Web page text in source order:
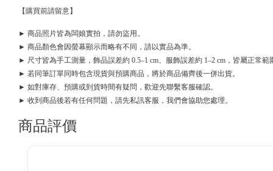
【購買前請留意】
► 商品照片皆為闆娘實拍，請勿盜用。
► 商品顏色會因螢幕顯示而略有不同，請以實品為準。
► 尺寸皆為手工測量，飾品誤差約 0.5–1 cm、服飾誤差約 1–2 cm，皆屬正常範
► 若同筆訂單同時包含現貨與預購商品，將於商品備齊後一併出貨。
► 如對庫存、預購或到貨時間有疑問，歡迎先聯繫客服確認。
► 收到商品後若有任何問題，請先私訊客服，我們會協助您處理。
商品評價